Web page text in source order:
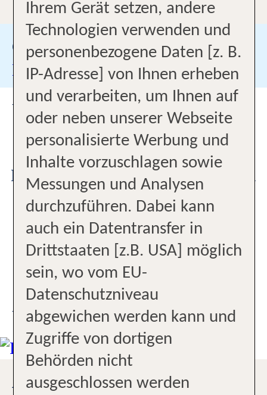
Google Bewertungen
Besuchen Sie uns auf
UNSER BÜRO
Kompetente Beratung
Mit Bus und Tram gut zu erreichen
Profis für Last Minute
Profis für Kreuzfahrt
Zentrale Lage
UNSER STANDORT
ANFAHRTSBESCHREIBUNG
Ihrem Gerät setzen, andere
Technologien verwenden und
personenbezogene Daten [z. B.
IP-Adresse] von Ihnen erheben
und verarbeiten, um Ihnen auf
oder neben unserer Webseite
personalisierte Werbung und
Inhalte vorzuschlagen sowie
Messungen und Analysen
durchzuführen. Dabei kann
auch ein Datentransfer in
Drittstaaten [z.B. USA] möglich
sein, wo vom EU-
Datenschutzniveau
abgewichen werden kann und
Zugriffe von dortigen
Behörden nicht
ausgeschlossen werden